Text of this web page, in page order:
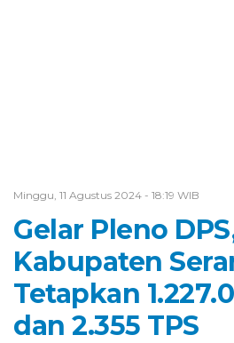
Minggu, 11 Agustus 2024 - 18:19 WIB
Gelar Pleno
Kabupaten
Tetapkan
dan 2.355 TPS